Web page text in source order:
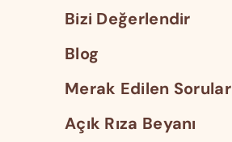
Bizi Değerlendir
Blog
Merak Edilen Sorular
Açık Rıza Beyanı